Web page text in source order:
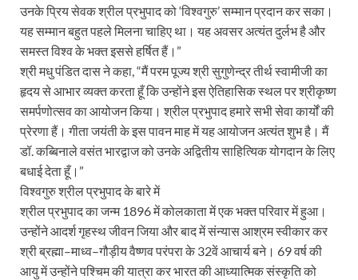
उनके प्रिय सेवक श्रील प्रभुपाद को ‘विश्वगुरु’ सम्मान प्रदान कर सका।
यह सम्मान बहुत पहले मिलना चाहिए था। यह अवसर अत्यंत दुर्लभ है और
समस्त विश्व के भक्त इससे हर्षित हैं।”
श्री मधु पंडित दास ने कहा, “मैं परम पूज्य श्री सुगुणेन्द्र तीर्थ स्वामीजी का
हृदय से आभार व्यक्त करता हूँ कि उन्होंने इस ऐतिहासिक स्थल पर श्रीकृष्ण
समर्पणोत्सव का आयोजन किया। श्रील प्रभुपाद हमारे सभी सेवा कार्यों की
प्रेरणा हैं। गीता जयंती के इस पावन माह में यह आयोजन अत्यंत शुभ है। मैं
डॉ. कब्बिनाले वसंत भारद्वाज को उनके अद्वितीय साहित्यिक योगदान के लिए
बधाई देता हूँ।”
विश्वगुरु श्रील प्रभुपाद के बारे में
श्रील प्रभुपाद का जन्म 1896 में कोलकाता में एक भक्त परिवार में हुआ।
उन्होंने आदर्श गृहस्थ जीवन जिया और बाद में संन्यास आश्रम स्वीकार कर
श्री ब्रह्मा–माध्व–गौड़ीय वैष्णव परंपरा के 32वें आचार्य बने। 69 वर्ष की
आयु में उन्होंने पश्चिम की यात्रा कर भारत की आध्यात्मिक संस्कृति को